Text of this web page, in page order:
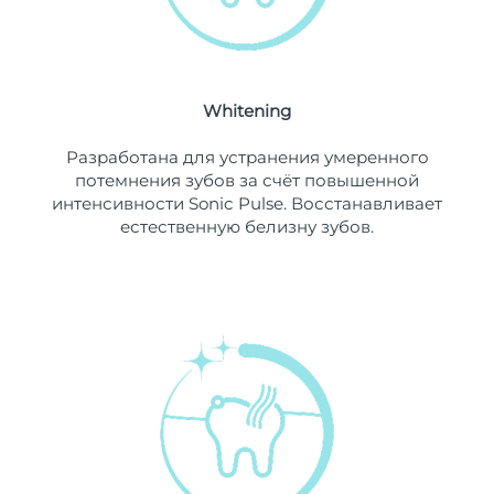
Whitening
Разработана для устранения умеренного
потемнения зубов за счёт повышенной
интенсивности Sonic Pulse. Восстанавливает
естественную белизну зубов.
Ожидаемая дата доставки
Люксембург
Ожидаемая дата доставки
8/8/26
Макао (САР)
Ожидаемая дата доставки
Ожидаемая дата доставки
Ожидаемая дата доставки
Ожидаемая дата доставки